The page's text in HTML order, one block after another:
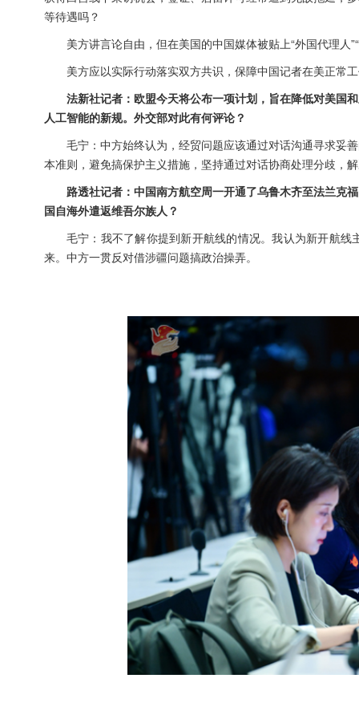
等待遇吗？
美方讲言论自由，但在美国的中国媒体被贴上“外国代理人
美方应以实际行动落实双方共识，保障中国记者在美正常
法新社记者：欧盟今天将公布一项计划，旨在降低对美国
人工智能的新规。外交部对此有何评论？
毛宁：中方始终认为，经贸问题应该通过对话沟通寻求妥
本准则，避免搞保护主义措施，坚持通过对话协商处理分歧，
路透社记者：中国南方航空周一开通了乌鲁木齐至法兰克
国自海外遣返维吾尔族人？
毛宁：我不了解你提到新开航线的情况。我认为新开航
来。中方一贯反对借涉疆问题搞政治操弄。